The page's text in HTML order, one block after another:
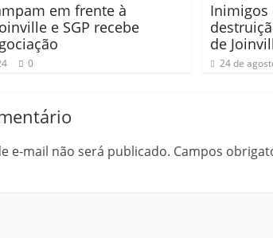
em frente à
e SGP recebe
0
Inimigos
de
24 de
e-mail não será publicado. Campos